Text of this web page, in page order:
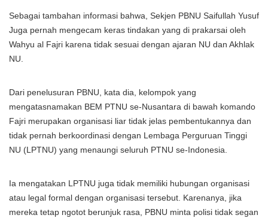
Sebagai tambahan informasi bahwa, Sekjen PBNU Saifullah Yusuf
Juga pernah mengecam keras tindakan yang di prakarsai oleh
Wahyu al Fajri karena tidak sesuai dengan ajaran NU dan Akhlak
NU.
Dari penelusuran PBNU, kata dia, kelompok yang
mengatasnamakan BEM PTNU se-Nusantara di bawah komando
Fajri merupakan organisasi liar tidak jelas pembentukannya dan
tidak pernah berkoordinasi dengan Lembaga Perguruan Tinggi
NU (LPTNU) yang menaungi seluruh PTNU se-Indonesia.
Ia mengatakan LPTNU juga tidak memiliki hubungan organisasi
atau legal formal dengan organisasi tersebut. Karenanya, jika
mereka tetap ngotot berunjuk rasa, PBNU minta polisi tidak segan